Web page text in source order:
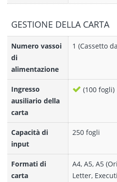
GESTIONE DELLA CARTA
Numero vassoi
di
alimentazione
1 (Cassetto
Ingresso
ausiliario della
carta
(100 fogli)
Capacità di
input
250 fogli
Formati di
carta
A4, A5, A5
Letter,